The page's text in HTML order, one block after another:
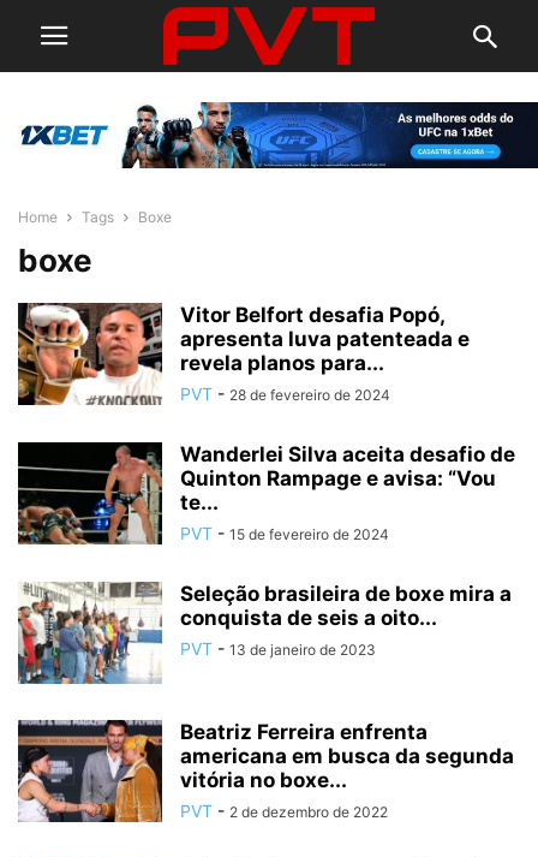
Home Tags Boxe
boxe
Vitor Belfort desafia Popó,
apresenta luva patenteada e
revela planos para...
PVT - 28 de fevereiro de 2024
Wanderlei Silva aceita desafio de
Quinton Rampage e avisa: “Vou
te...
PVT - 15 de fevereiro de 2024
Seleção brasileira de boxe mira a
conquista de seis a oito...
PVT - 13 de janeiro de 2023
Beatriz Ferreira enfrenta
americana em busca da segunda
vitória no boxe...
PVT - 2 de dezembro de 2022